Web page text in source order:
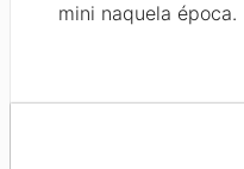
mini naquela época.